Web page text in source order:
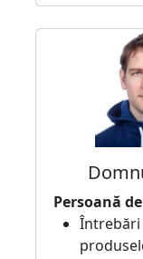
Persoană
Întrebări